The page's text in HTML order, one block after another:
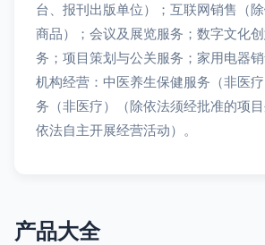
台、报刊出版单位）；互联网销售（
商品）；会议及展览服务；数字文化
务；项目策划与公关服务；家用电器
机构经营：中医养生保健服务（非医
务（非医疗）（除依法须经批准的项
依法自主开展经营活动）。
产品大全